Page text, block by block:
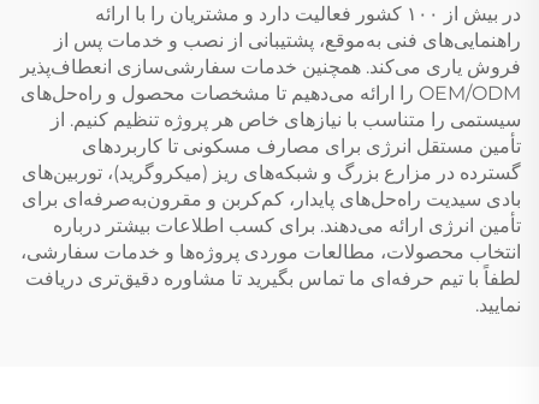
در بیش از ۱۰۰ کشور فعالیت دارد و مشتریان را با ارائه
راهنمایی‌های فنی به‌موقع، پشتیبانی از نصب و خدمات پس از
فروش یاری می‌کند. همچنین خدمات سفارشی‌سازی انعطاف‌پذیر
OEM/ODM را ارائه می‌دهیم تا مشخصات محصول و راه‌حل‌های
سیستمی را متناسب با نیازهای خاص هر پروژه تنظیم کنیم. از
تأمین مستقل انرژی برای مصارف مسکونی تا کاربردهای
گسترده در مزارع بزرگ و شبکه‌های ریز (میکروگرید)، توربین‌های
بادی سیدیت راه‌حل‌های پایدار، کم‌کربن و مقرون‌به‌صرفه‌ای برای
تأمین انرژی ارائه می‌دهند. برای کسب اطلاعات بیشتر درباره
انتخاب محصولات، مطالعات موردی پروژه‌ها و خدمات سفارشی،
لطفاً با تیم حرفه‌ای ما تماس بگیرید تا مشاوره دقیق‌تری دریافت
نمایید.